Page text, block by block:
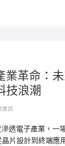
業革命：
技浪潮
資訊
透電子產業，一
片設計到終端應